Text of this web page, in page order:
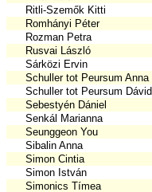
Ritli-Szemők Kitti
Romhányi Péter
Rozman Petra
Rusvai László
Sárközi Ervin
Schuller tot Peursum Anna
Schuller tot Peursum Dávid
Sebestyén Dániel
Senkál Marianna
Seunggeon You
Sibalin Anna
Simon Cintia
Simon István
Simonics Tímea